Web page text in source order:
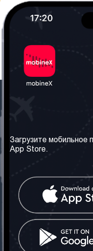
Наши сервисы
Контакт
Грузия: Тбилиси
Телефон:
Загрузите мобильное
App Store.